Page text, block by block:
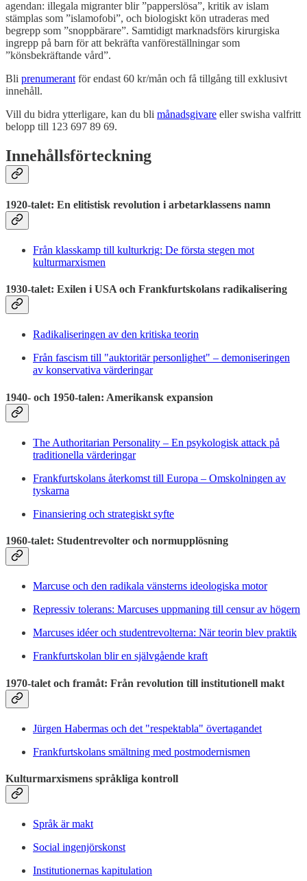
agendan: illegala migranter blir ”papperslösa”, kritik av islam
stämplas som ”islamofobi”, och biologiskt kön utraderas med
begrepp som ”snoppbärare”. Samtidigt marknadsförs kirurgiska
ingrepp på barn för att bekräfta vanföreställningar som
”könsbekräftande vård”.
Bli prenumerant för endast 60 kr/mån och få tillgång till exklusivt
innehåll.
Vill du bidra ytterligare, kan du bli månadsgivare eller swisha valfritt
belopp till 123 697 89 69.
Innehållsförteckning
1920-talet: En elitistisk revolution i arbetarklassens namn
Från klasskamp till kulturkrig: De första stegen mot
kulturmarxismen
1930-talet: Exilen i USA och Frankfurtskolans radikalisering
Radikaliseringen av den kritiska teorin
Från fascism till "auktoritär personlighet" – demoniseringen
av konservativa värderingar
1940- och 1950-talen: Amerikansk expansion
The Authoritarian Personality – En psykologisk attack på
traditionella värderingar
Frankfurtskolans återkomst till Europa – Omskolningen av
tyskarna
Finansiering och strategiskt syfte
1960-talet: Studentrevolter och normupplösning
Marcuse och den radikala vänsterns ideologiska motor
Repressiv tolerans: Marcuses uppmaning till censur av högern
Marcuses idéer och studentrevolterna: När teorin blev praktik
Frankfurtskolan blir en självgående kraft
1970-talet och framåt: Från revolution till institutionell makt
Jürgen Habermas och det "respektabla" övertagandet
Frankfurtskolans smältning med postmodernismen
Kulturmarxismens språkliga kontroll
Språk är makt
Social ingenjörskonst
Institutionernas kapitulation